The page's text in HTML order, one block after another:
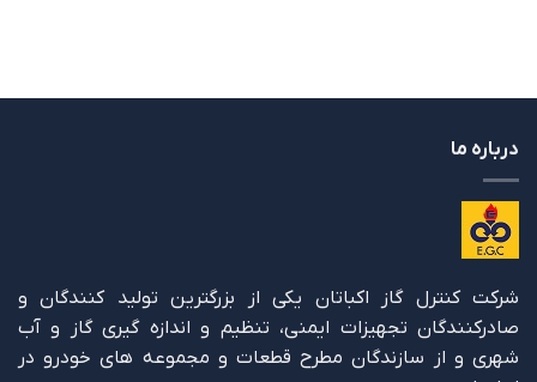
درباره ما
شرکت کنترل گاز اکباتان یکی از بزرگترین تولید کنندگان و
صادرکنندگان تجهیزات ایمنی، تنظیم و اندازه گیری گاز و آب
شهری و از سازندگان مطرح قطعات و مجموعه های خودرو در